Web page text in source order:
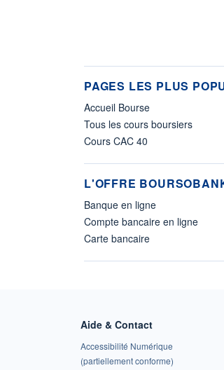
PAGES LES PLUS
Accueil Bourse
Tous les cours boursiers
Cours CAC 40
L'OFFRE
Banque en ligne
Compte bancaire en ligne
Carte bancaire
Aide & Contact
Accessibilité Numérique
(partiellement conforme)